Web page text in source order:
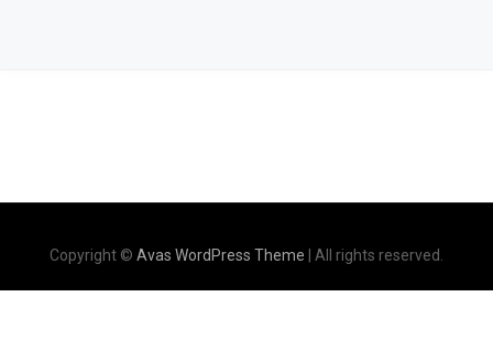
Copyright © Avas WordPress Theme | All rights reserved.